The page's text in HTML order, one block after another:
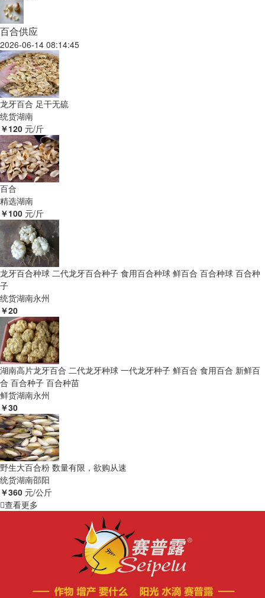
百合供应
2026-06-14 08:14:45
龙牙百合 足干无硫
统货湖南
￥120 元/斤
百合
精选湖南
￥100 元/斤
龙牙百合种球 二代龙牙百合种子 食用百合种球 鲜百合 百合种球 百合种
子
统货湖南永州
￥20
湖南高片龙牙百合 二代龙牙种球 一代龙牙种子 鲜百合 食用百合 新鲜百
合 百合种子 百合种苗
鲜货湖南永州
￥30
野生大百合粉 数量有限，欲购从速
统货湖南邵阳
￥360 元/公斤
查看更多